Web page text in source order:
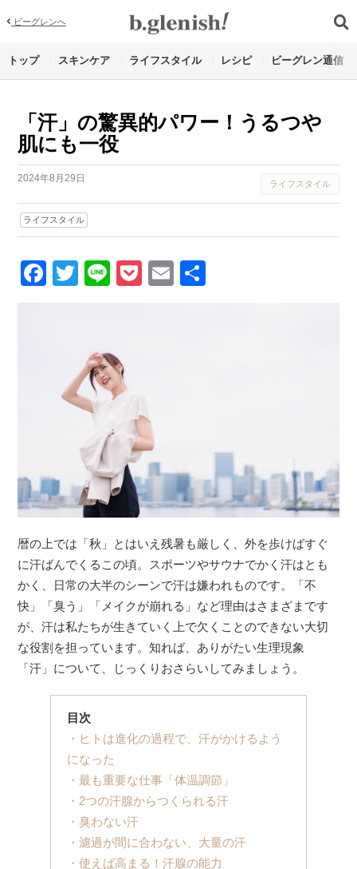
ビーグレンへ
トップ スキンケア ライフスタイル レシピ ビーグレン通信
「汗」の驚異的パワー！うるつや
肌にも一役
2024年8月29日 ライフスタイル
ライフスタイル
Facebook
Twitter
LinePocket
Email
暦の上では「秋」とはいえ残暑も厳しく、外を歩けばすぐ
に汗ばんでくるこの頃。スポーツやサウナでかく汗はとも
かく、日常の大半のシーンで汗は嫌われものです。「不
快」「臭う」「メイクが崩れる」など理由はさまざまです
が、汗は私たちが生きていく上で欠くことのできない大切
な役割を担っています。知れば、ありがたい生理現象
「汗」について、じっくりおさらいしてみましょう。
目次
・ヒトは進化の過程で、汗がかけるよう
になった
・最も重要な仕事「体温調節」
・2つの汗腺からつくられる汗
・臭わない汗
・濾過が間に合わない、大量の汗
・使えば高まる！汗腺の能力